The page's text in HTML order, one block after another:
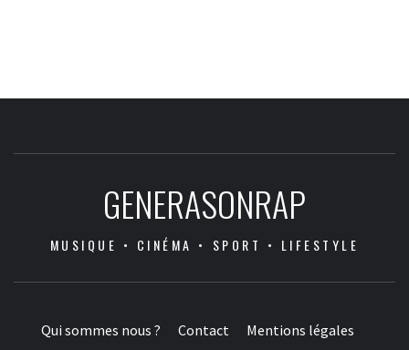
GENERASONRAP
MUSIQUE • CINÉMA • SPORT • LIFESTYLE
Qui sommes nous ? Contact Mentions légales